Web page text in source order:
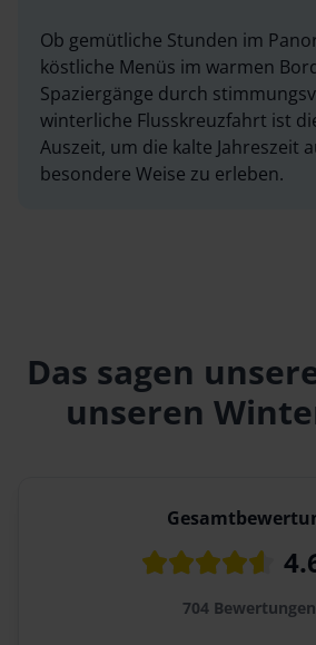
Ob gemütliche Stunden im
köstliche Menüs im warmen
Spaziergänge durch
winterliche Flusskreuzfahrt ist
Auszeit, um die kalte Jahreszeit
besondere Weise zu erleben.
Das sagen
unseren
704 Bewertungen